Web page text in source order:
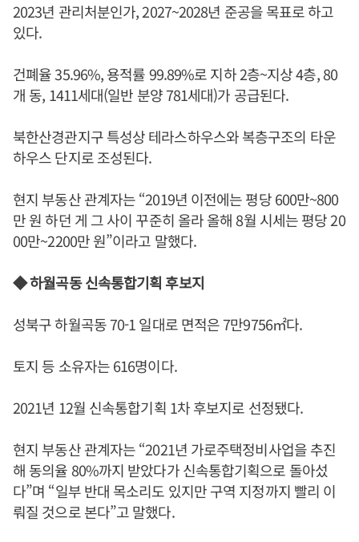
2023년 관리처분인가, 2027~2028년 준공을 목표로 하고
있다.
건폐율 35.96%, 용적률 99.89%로 지하 2층~지상 4층, 80
개 동, 1411세대(일반 분양 781세대)가 공급된다.
북한산경관지구 특성상 테라스하우스와 복층구조의 타운
하우스 단지로 조성된다.
현지 부동산 관계자는 “2019년 이전에는 평당 600만~800
만 원 하던 게 그 사이 꾸준히 올라 올해 8월 시세는 평당 20
00만~2200만 원”이라고 말했다.
◆ 하월곡동 신속통합기획 후보지
성북구 하월곡동 70-1 일대로 면적은 7만9756㎡다.
토지 등 소유자는 616명이다.
2021년 12월 신속통합기획 1차 후보지로 선정됐다.
현지 부동산 관계자는 “2021년 가로주택정비사업을 추진
해 동의율 80%까지 받았다가 신속통합기획으로 돌아섰
다”며 “일부 반대 목소리도 있지만 구역 지정까지 빨리 이
뤄질 것으로 본다”고 말했다.